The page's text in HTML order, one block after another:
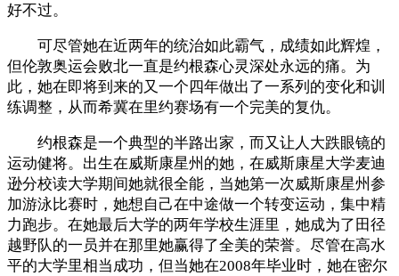
好不过。
可尽管她在近两年的统治如此霸气，成绩如此辉煌，
但伦敦奥运会败北一直是约根森心灵深处永远的痛。为
此，她在即将到来的又一个四年做出了一系列的变化和训
练调整，从而希冀在里约赛场有一个完美的复仇。
约根森是一个典型的半路出家，而又让人大跌眼镜的
运动健将。出生在威斯康星州的她，在威斯康星大学麦迪
逊分校读大学期间她就很全能，当她第一次威斯康星州参
加游泳比赛时，她想自己在中途做一个转变运动，集中精
力跑步。在她最后大学的两年学校生涯里，她成为了田径
越野队的一员并在那里她赢得了全美的荣誉。尽管在高水
平的大学里相当成功，但当她在2008年毕业时，她在密尔